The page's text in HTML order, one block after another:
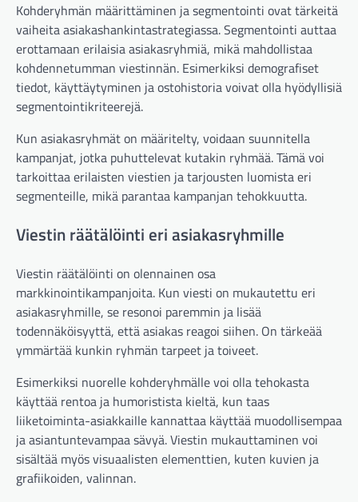
Kohderyhmän määrittäminen ja segmentointi ovat tärkeitä
vaiheita asiakashankintastrategiassa. Segmentointi auttaa
erottamaan erilaisia asiakasryhmiä, mikä mahdollistaa
kohdennetumman viestinnän. Esimerkiksi demografiset
tiedot, käyttäytyminen ja ostohistoria voivat olla hyödyllisiä
segmentointikriteerejä.
Kun asiakasryhmät on määritelty, voidaan suunnitella
kampanjat, jotka puhuttelevat kutakin ryhmää. Tämä voi
tarkoittaa erilaisten viestien ja tarjousten luomista eri
segmenteille, mikä parantaa kampanjan tehokkuutta.
Viestin räätälöinti eri asiakasryhmille
Viestin räätälöinti on olennainen osa
markkinointikampanjoita. Kun viesti on mukautettu eri
asiakasryhmille, se resonoi paremmin ja lisää
todennäköisyyttä, että asiakas reagoi siihen. On tärkeää
ymmärtää kunkin ryhmän tarpeet ja toiveet.
Esimerkiksi nuorelle kohderyhmälle voi olla tehokasta
käyttää rentoa ja humoristista kieltä, kun taas
liiketoiminta-asiakkaille kannattaa käyttää muodollisempaa
ja asiantuntevampaa sävyä. Viestin mukauttaminen voi
sisältää myös visuaalisten elementtien, kuten kuvien ja
grafiikoiden, valinnan.